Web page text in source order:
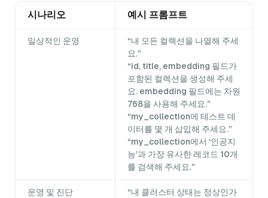
시나리오 예시 프롬프트
일상적인 운영
“내 모든 컬렉션을 나열해 주세
요.”
“id, title, embedding 필드가
포함된 컬렉션을 생성해 주세
요. embedding 필드에는 차원
768을 사용해 주세요.”
“my_collection에 테스트 데
이터를 몇 개 삽입해 주세요.”
“my_collection에서 ‘인공지
능’과 가장 유사한 레코드 10개
를 검색해 주세요.”
운영 및 진단
“내 클러스터 상태는 정상인가